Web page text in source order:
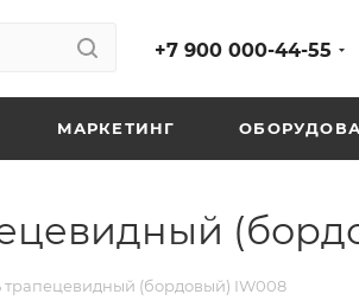
+7 900 000-44-55
МАРКЕТИНГ
трапецевидный (бордовый) IW008